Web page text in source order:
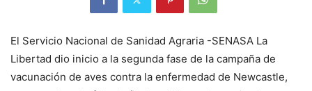
El Servicio Nacional de Sanidad Agraria -SENASA La
Libertad dio inicio a la segunda fase de la campaña de
vacunación de aves contra la enfermedad de Newcastle,